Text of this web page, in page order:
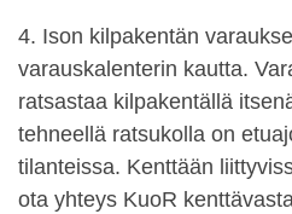
4. Ison kilpakentän
varauskalenterin kautta.
ratsastaa kilpakentällä
tehneellä ratsukolla on
tilanteissa. Kenttään
ota yhteys KuoR